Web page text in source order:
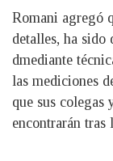
Romani agregó
detalles, ha sido
dmediante
las mediciones
que sus colegas
encontrarán tras